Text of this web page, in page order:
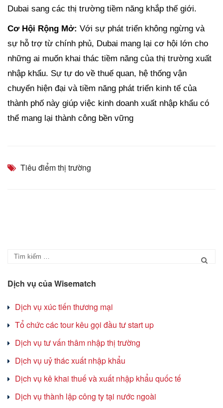
Dubai sang các thị trường tiềm năng khắp thế giới.
Cơ Hội Rộng Mở: Với sự phát triển không ngừng và
sự hỗ trợ từ chính phủ, Dubai mang lại cơ hội lớn cho
những ai muốn khai thác tiềm năng của thị trường xuất
nhập khẩu. Sự tự do về thuế quan, hệ thống vận
chuyển hiện đại và tiềm năng phát triển kinh tế của
thành phố này giúp việc kinh doanh xuất nhập khẩu có
thể mang lại thành công bền vững
Tiêu điểm thị trường
Dịch vụ của Wisematch
Dịch vụ xúc tiến thương mại
Tổ chức các tour kêu gọi đầu tư start up
Dịch vụ tư vấn thâm nhập thị trường
Dịch vụ uỷ thác xuất nhập khẩu
Dịch vụ kê khai thuế và xuất nhập khẩu quốc tế
Dịch vụ thành lập công ty tại nước ngoài